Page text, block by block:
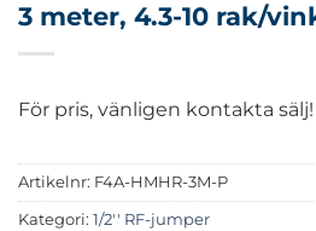
3 meter, 4.3-10 rak/
För pris, vänligen kontakta sälj!
Artikelnr: F4A-HMHR-3M-P
Kategori: 1/2'' RF-jumper